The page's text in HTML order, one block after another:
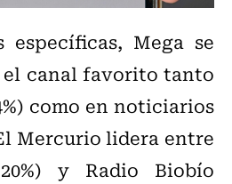
específicas, Mega se
canal favorito tanto
como en noticiarios
Mercurio lidera entre
y Radio Biobío